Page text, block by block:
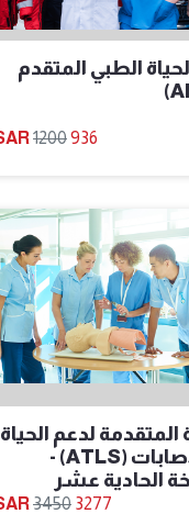
الطبي المتقدم
1200936
المتقدمة لدعم الحياة
في الإصابات (ATLS) -
الحادية عشر
3450 3277